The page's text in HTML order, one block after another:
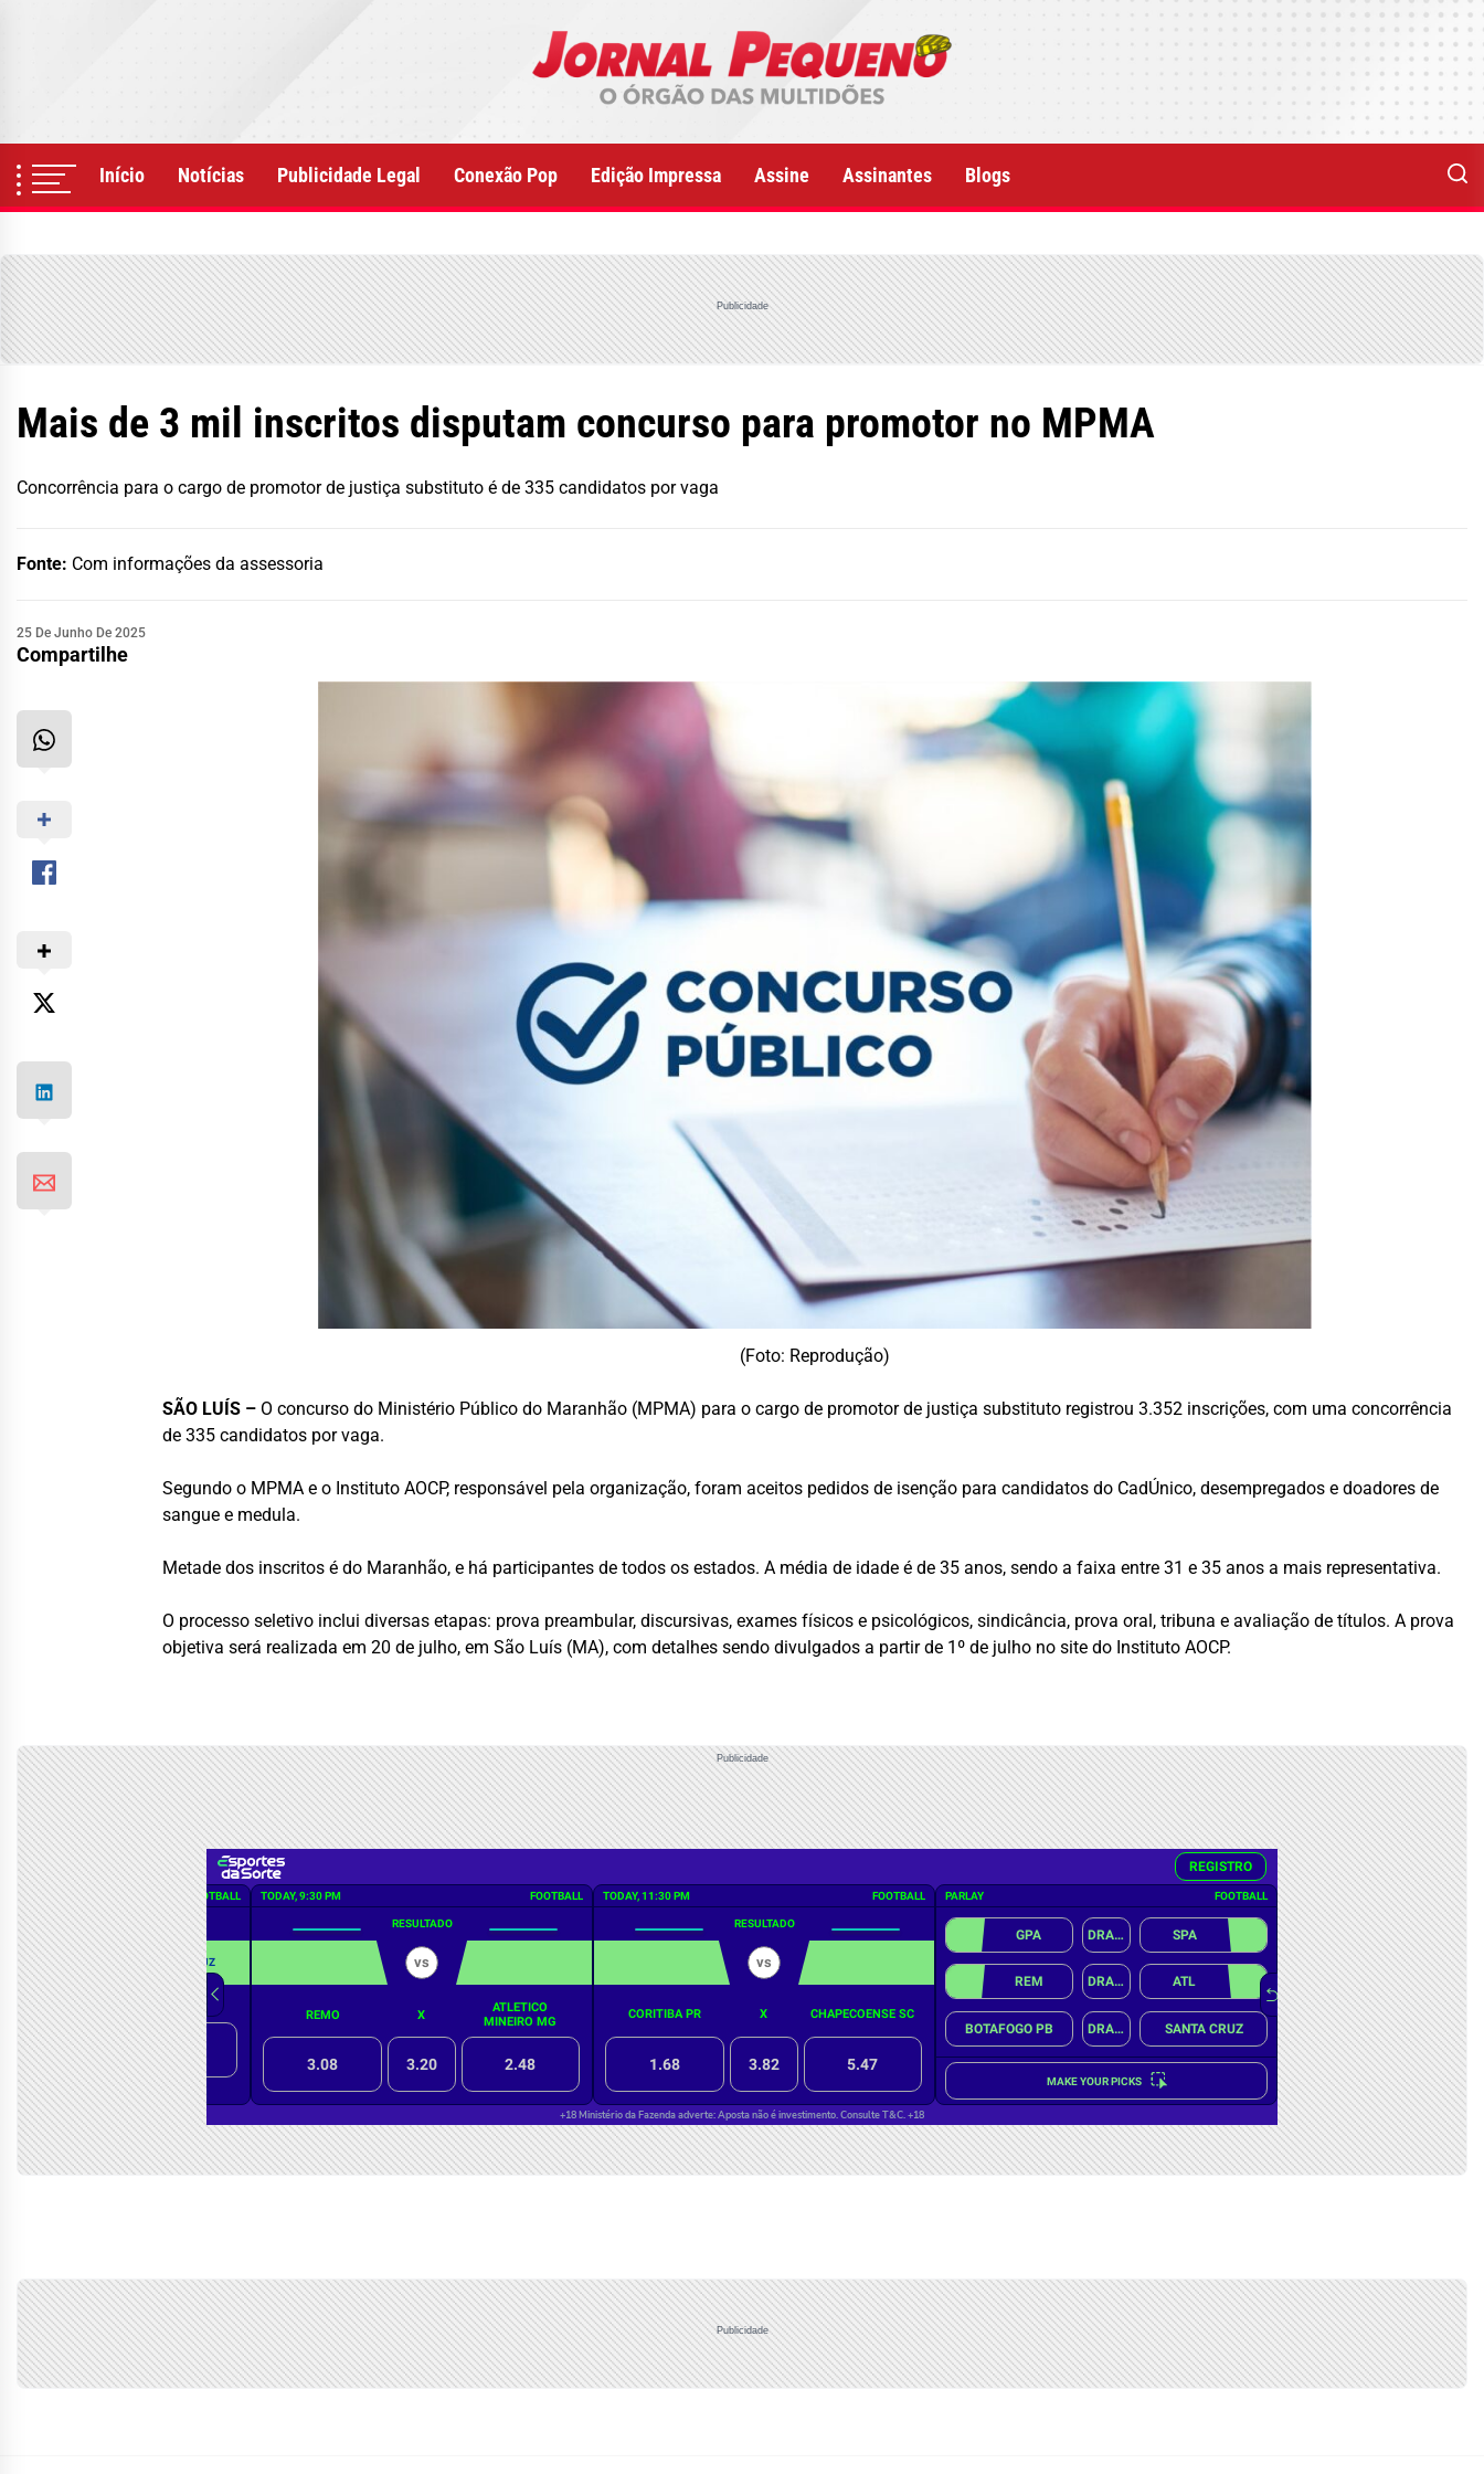
Início Notícias Publicidade Legal Conexão Pop Edição Impressa Assine Assinantes Blogs
Publicidade
Mais de 3 mil inscritos disputam concurso para promotor no MPMA
Concorrência para o cargo de promotor de justiça substituto é de 335 candidatos por vaga
Fonte: Com informações da assessoria
25 De Junho De 2025
Compartilhe
(Foto: Reprodução)
SÃO LUÍS – O concurso do Ministério Público do Maranhão (MPMA) para o cargo de promotor de justiça substituto registrou 3.352 inscrições, com uma concorrência
de 335 candidatos por vaga.
Segundo o MPMA e o Instituto AOCP, responsável pela organização, foram aceitos pedidos de isenção para candidatos do CadÚnico, desempregados e doadores de
sangue e medula.
Metade dos inscritos é do Maranhão, e há participantes de todos os estados. A média de idade é de 35 anos, sendo a faixa entre 31 e 35 anos a mais representativa.
O processo seletivo inclui diversas etapas: prova preambular, discursivas, exames físicos e psicológicos, sindicância, prova oral, tribuna e avaliação de títulos. A prova
objetiva será realizada em 20 de julho, em São Luís (MA), com detalhes sendo divulgados a partir de 1º de julho no site do Instituto AOCP.
Publicidade
Publicidade